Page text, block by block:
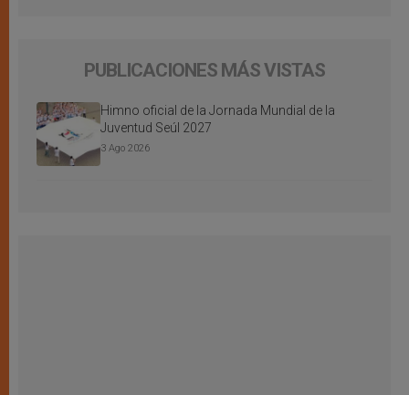
PUBLICACIONES MÁS VISTAS
Himno oficial de la Jornada Mundial de la
Juventud Seúl 2027
3 Ago 2026